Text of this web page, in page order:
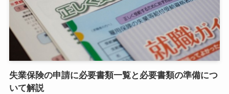
失業保険の申請に必要書類一覧と必要書類の準備につ
いて解説